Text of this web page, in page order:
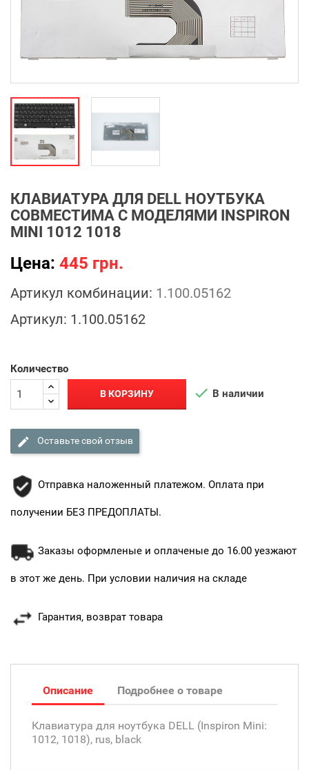
КЛАВИАТУРА ДЛЯ DELL НОУТБУКА
СОВМЕСТИМА С МОДЕЛЯМИ INSPIRON
MINI 1012 1018
Цена: 445 грн.
Артикул комбинации: 1.100.05162
Артикул: 1.100.05162
Количество
В КОРЗИНУ  В наличии
Оставьте свой отзыв
Отправка наложенный платежом. Оплата при
получении БЕЗ ПРЕДОПЛАТЫ.
Заказы оформленые и оплаченые до 16.00 уезжают
в этот же день. При условии наличия на складе
Гарантия, возврат товара
Описание Подробнее о товаре
Клавиатура для ноутбука DELL (Inspiron Mini:
1012, 1018), rus, black